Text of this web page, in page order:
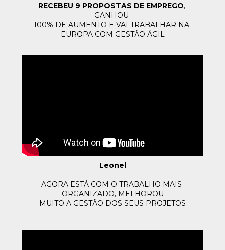
RECEBEU 9 PROPOSTAS DE EMPREGO,
GANHOU
100% DE AUMENTO E VAI TRABALHAR NA
EUROPA COM GESTÃO ÁGIL
Leonel
AGORA ESTÁ COM O TRABALHO MAIS
ORGANIZADO, MELHOROU
MUITO A GESTÃO DOS SEUS PROJETOS